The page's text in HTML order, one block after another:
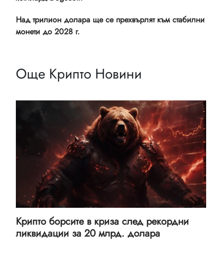
Над трилион долара ще се прехвърлят към стабилни
монети до 2028 г.
Още Крипто Новини
Крипто борсите в криза след рекордни
ликвидации за 20 млрд. долара